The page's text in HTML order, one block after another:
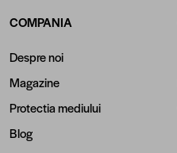
COMPANIA
Despre noi
Magazine
Protectia mediului
Blog